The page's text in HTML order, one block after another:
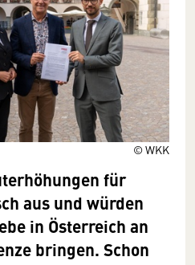
© WKK
für
aus und würden
in Österreich an
bringen. Schon